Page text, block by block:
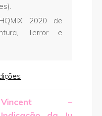
2020 de
Terror e
Vincent –